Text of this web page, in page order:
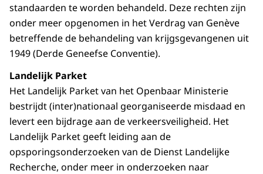
standaarden te worden behandeld. Deze rechten zijn
onder meer opgenomen in het Verdrag van Genève
betreffende de behandeling van krijgsgevangenen uit
1949 (Derde Geneefse Conventie).
Landelijk Parket
Het Landelijk Parket van het Openbaar Ministerie
bestrijdt (inter)nationaal georganiseerde misdaad en
levert een bijdrage aan de verkeersveiligheid. Het
Landelijk Parket geeft leiding aan de
opsporingsonderzoeken van de Dienst Landelijke
Recherche, onder meer in onderzoeken naar